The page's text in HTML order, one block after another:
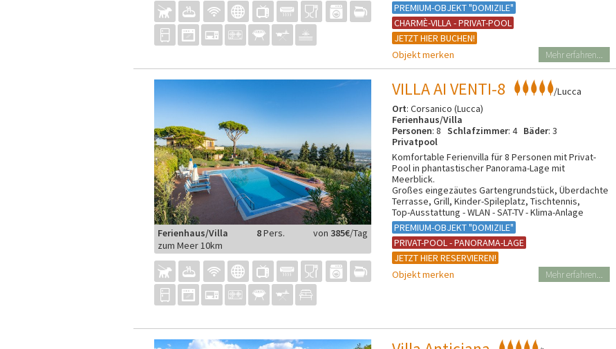
PREMIUM-OBJEKT "DOMIZILE"
CHARMÈ-VILLA - PRIVAT-POOL
JETZT HIER BUCHEN!
Objekt merken
Mehr erfahren...
Ferienhaus/Villa 8Pers. von385€/Tag
zum Meer 10km
VILLA AI VENTI-8
/Lucca
Ort: Corsanico (Lucca)
Ferienhaus/Villa
Personen: 8Schlafzimmer: 4 Bäder: 3
Privatpool
Komfortable Ferienvilla für 8 Personen mit Privat-
Pool in phantastischer Panorama-Lage mit
Meerblick.
Großes eingezäutes Gartengrundstück, Überdachte
Terrasse, Grill, Kinder-Spileplatz, Tischtennis,
Top-Ausstattung - WLAN - SAT-TV - Klima-Anlage
PREMIUM-OBJEKT "DOMIZILE"
PRIVAT-POOL - PANORAMA-LAGE
JETZT HIER RESERVIEREN!
Objekt merken
Mehr erfahren...